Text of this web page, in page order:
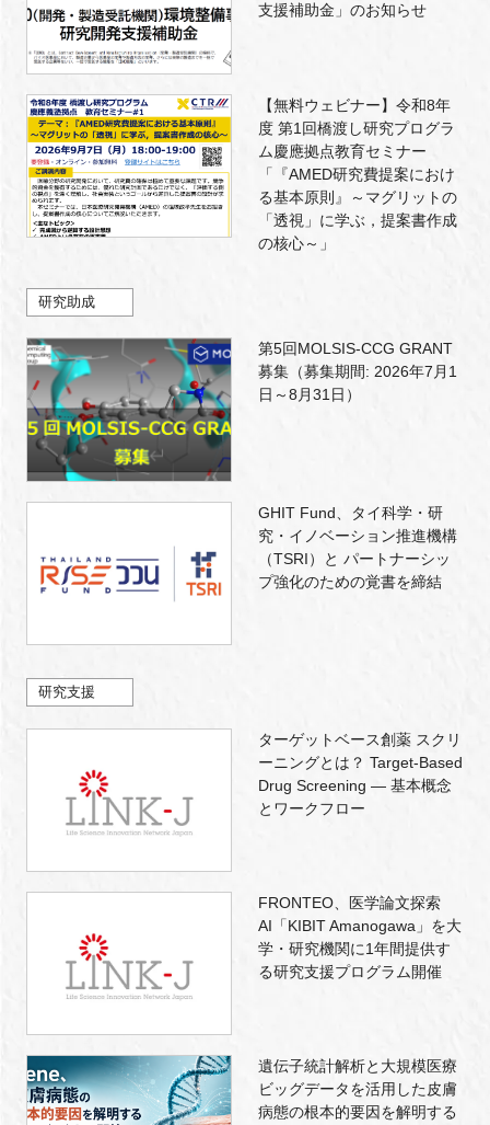
支援補助金」のお知らせ
【無料ウェビナー】令和8年
度 第1回橋渡し研究プログラ
ム慶應拠点教育セミナー
「『AMED研究費提案におけ
る基本原則』～マグリットの
「透視」に学ぶ，提案書作成
の核心～」
研究助成
第5回MOLSIS-CCG GRANT
募集（募集期間: 2026年7月1
日～8月31日）
GHIT Fund、タイ科学・研
究・イノベーション推進機構
（TSRI）と パートナーシッ
プ強化のための覚書を締結
研究支援
ターゲットベース創薬 スクリ
ーニングとは？ Target-Based
Drug Screening — 基本概念
とワークフロー
FRONTEO、医学論文探索
AI「KIBIT Amanogawa」を大
学・研究機関に1年間提供す
る研究支援プログラム開催
遺伝子統計解析と大規模医療
ビッグデータを活用した皮膚
病態の根本的要因を解明する